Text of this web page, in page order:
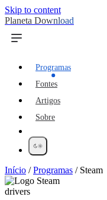
Skip to content
Planeta Download
Programas
Fontes
Artigos
Sobre
Início /Programas / Steam
drivers